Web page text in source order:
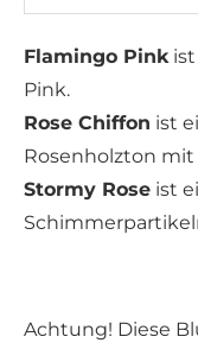
Flamingo Pinkist
Pink.
Rose Chiffon ist
Rosenholzton
Stormy Rose ist
Achtung! Diese